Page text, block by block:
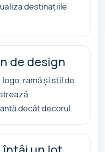
destinațiile
de design
ramă și stil de
decât decorul.